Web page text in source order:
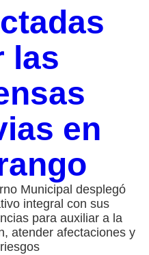
las
en
Municipal desplegó
integral con sus
para auxiliar a la
atender afectaciones y